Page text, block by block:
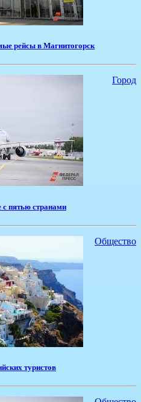
рейсы в Магнитогорск
Город
с пятью странами
Общество
туристов